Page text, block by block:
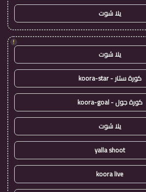
يلا شوت
!
يلا شوت
كورة ستار - koora-star
كورة جول - koora-goal
يلا شوت
yalla shoot
koora live